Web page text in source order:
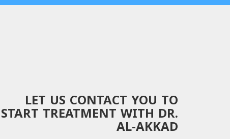
LET US CONTACT YOU TO
START TREATMENT WITH DR.
AL-AKKAD